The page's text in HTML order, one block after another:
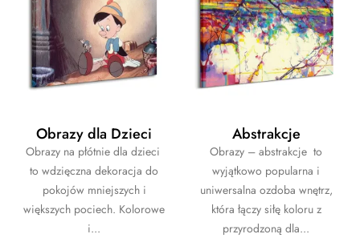
Obrazy dla Dzieci
Obrazy na płótnie dla dzieci
to wdzięczna dekoracja do
pokojów mniejszych i
większych pociech. Kolorowe
i...
Abstrakcje
Obrazy – abstrakcje to
wyjątkowo popularna i
uniwersalna ozdoba wnętrz,
która łączy siłę koloru z
przyrodzoną dla...